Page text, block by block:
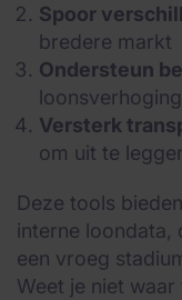
Spoor
bredere markt
Ondersteun
Versterk
om uit te
Deze tools
interne loondata,
een vroeg
Weet je niet waar